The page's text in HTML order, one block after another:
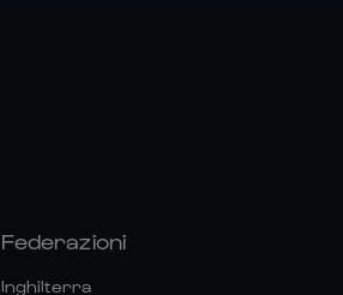
Federazioni
Inghilterra